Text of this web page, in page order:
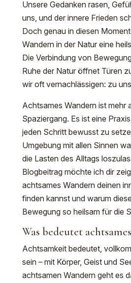
Unsere Gedanken rasen,
uns, und der innere Frieden
Doch genau in diesen
Wandern in der Natur eine
Die Verbindung von
Ruhe der Natur öffnet Türen
wir oft vernachlässigen: zu
Achtsames Wandern ist mehr
Spaziergang. Es ist eine
jeden Schritt bewusst zu
Umgebung mit allen Sinnen
die Lasten des Alltags
Blogbeitrag möchte ich dir
achtsames Wandern deinen
finden kannst und warum
Bewegung so heilsam für die
Was bedeutet
Achtsamkeit bedeutet,
sein – mit Körper, Geist und
achtsamen Wandern geht es